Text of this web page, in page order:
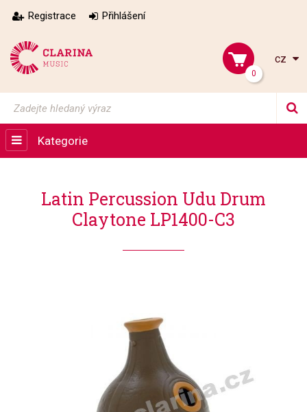
Registrace Přihlášení
0
cz
Kategorie
Latin Percussion Udu Drum
Claytone LP1400-C3